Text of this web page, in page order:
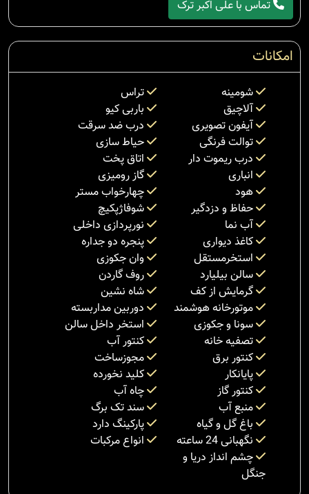
تماس با علی اکبر ترک
امکانات
شومینه
تراس
آلاچیق
باربی کیو
آیفون تصویری
درب ضد سرقت
توالت فرنگی
حیاط سازی
درب ریموت دار
اتاق پخت
انباری
گاز رومیزی
هود
چهارخواب مستر
حفاظ و دزدگیر
شوفاژپکیچ
آب نما
نورپردازی داخلی
کاغذ دیواری
پنجره دو جداره
استخرمستقل
وان جکوزی
سالن بیلیارد
روف گاردن
گرمایش از کف
شاه نشین
موتورخانه هوشمند
دوربین مداربسته
سونا و جکوزی
استخر داخل سالن
تصفیه خانه
کنتور آب
کنتور برق
مجوزساخت
پایانکار
کلید نخورده
کنتور گاز
چاه آب
منبع آب
سند تک برگ
باغ گل و گیاه
پارکینگ دارد
نگهبانی 24 ساعته
انواع مرکبات
چشم انداز دریا و
جنگل